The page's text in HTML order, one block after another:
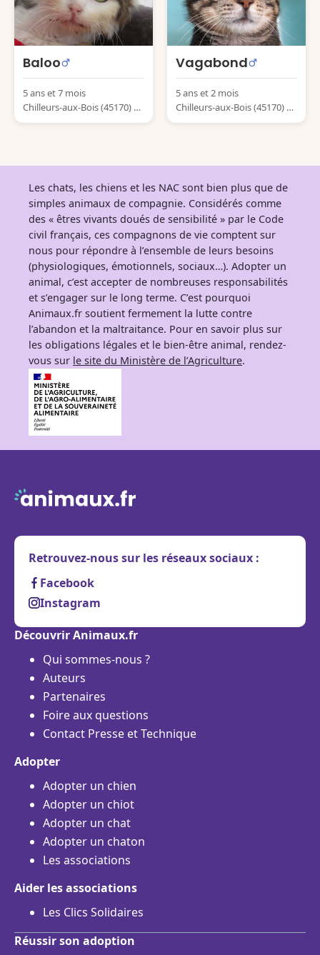
Baloo
5 ans et 7 mois
Chilleurs-aux-Bois (45170) Fr
ance
Vagabond
5 ans et 2 mois
Chilleurs-aux-Bois (45170) Fr
ance
Les chats, les chiens et les NAC sont bien plus que de
simples animaux de compagnie. Considérés comme
des « êtres vivants doués de sensibilité » par le Code
civil français, ces compagnons de vie comptent sur
nous pour répondre à l’ensemble de leurs besoins
(physiologiques, émotionnels, sociaux…). Adopter un
animal, c’est accepter de nombreuses responsabilités
et s’engager sur le long terme. C’est pourquoi
Animaux.fr soutient fermement la lutte contre
l’abandon et la maltraitance. Pour en savoir plus sur
les obligations légales et le bien-être animal, rendez-
vous sur le site du Ministère de l’Agriculture.
Retrouvez-nous sur les réseaux sociaux :
Facebook
Instagram
Découvrir Animaux.fr
Qui sommes-nous ?
Auteurs
Partenaires
Foire aux questions
Contact Presse et Technique
Adopter
Adopter un chien
Adopter un chiot
Adopter un chat
Adopter un chaton
Les associations
Aider les associations
Les Clics Solidaires
Réussir son adoption